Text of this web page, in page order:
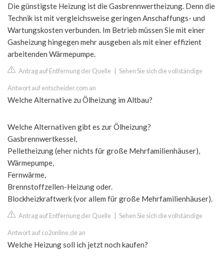
Die günstigste Heizung ist die Gasbrennwertheizung. Denn die
Technik ist mit vergleichsweise geringen Anschaffungs- und
Wartungskosten verbunden. Im Betrieb müssen Sie mit einer
Gasheizung hingegen mehr ausgeben als mit einer effizient
arbeitenden Wärmepumpe.
Antrag auf Entfernung der Quelle Sehen Sie sich die vollständige
Antwort auf entscheider.com an
Welche Alternative zu Ölheizung im Altbau?
Welche Alternativen gibt es zur Ölheizung?
Gasbrennwertkessel,
Pelletheizung (eher nichts für große Mehrfamilienhäuser),
Wärmepumpe,
Fernwärme,
Brennstoffzellen-Heizung oder.
Blockheizkraftwerk (vor allem für große Mehrfamilienhäuser).
Antrag auf Entfernung der Quelle Sehen Sie sich die vollständige
Antwort auf co2online.de an
Welche Heizung soll ich jetzt noch kaufen?